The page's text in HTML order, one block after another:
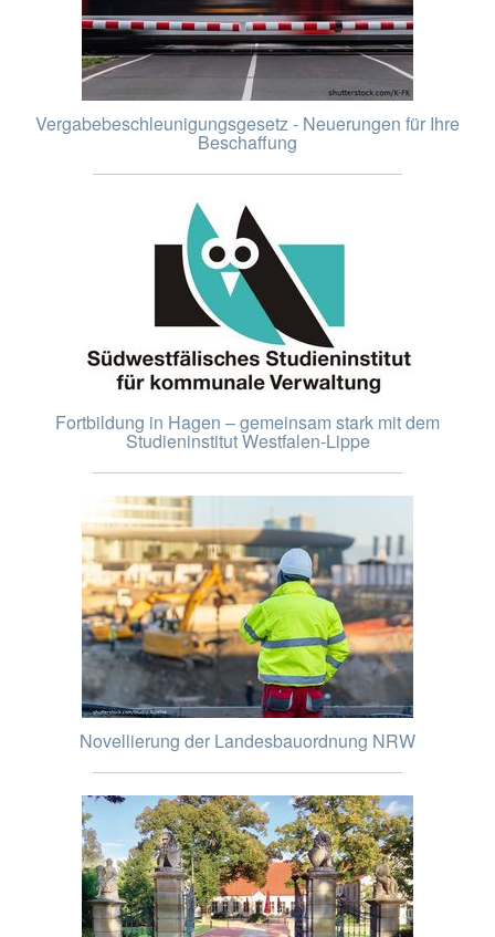
Vergabebeschleunigungsgesetz - Neuerungen für Ihre
Beschaffung
Fortbildung in Hagen – gemeinsam stark mit dem
Studieninstitut Westfalen-Lippe
Novellierung der Landesbauordnung NRW